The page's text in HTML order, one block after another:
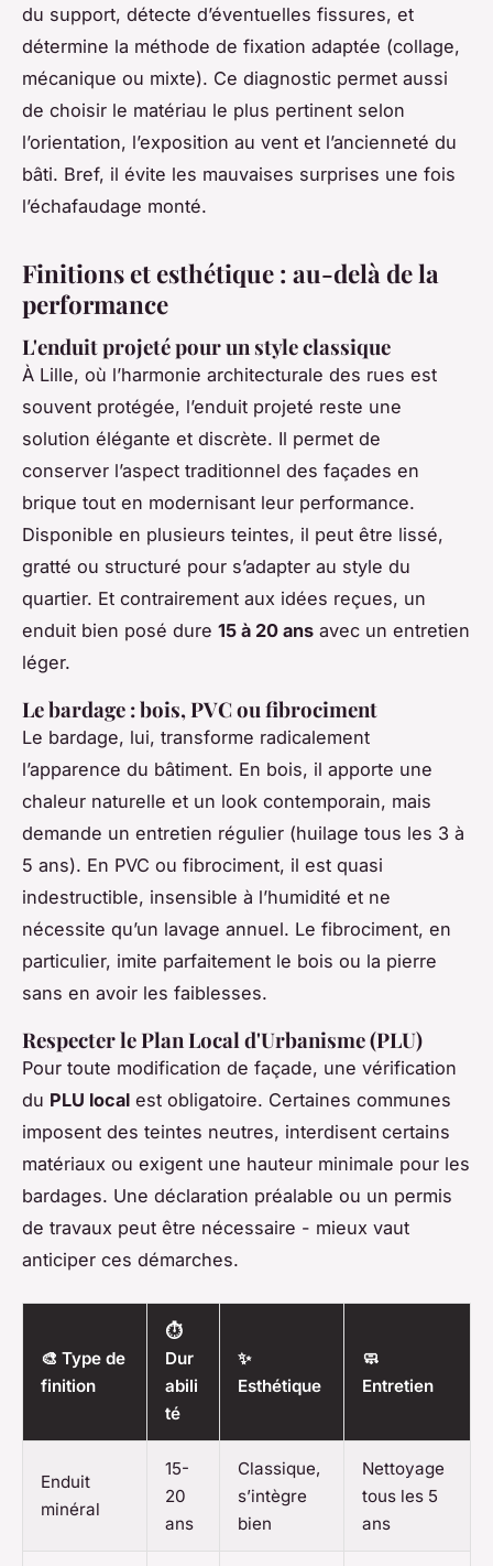
du support, détecte d’éventuelles fissures, et
détermine la méthode de fixation adaptée (collage,
mécanique ou mixte). Ce diagnostic permet aussi
de choisir le matériau le plus pertinent selon
l’orientation, l’exposition au vent et l’ancienneté du
bâti. Bref, il évite les mauvaises surprises une fois
l’échafaudage monté.
Finitions et esthétique : au-delà de la
performance
L'enduit projeté pour un style classique
À Lille, où l’harmonie architecturale des rues est
souvent protégée, l’enduit projeté reste une
solution élégante et discrète. Il permet de
conserver l’aspect traditionnel des façades en
brique tout en modernisant leur performance.
Disponible en plusieurs teintes, il peut être lissé,
gratté ou structuré pour s’adapter au style du
quartier. Et contrairement aux idées reçues, un
enduit bien posé dure 15 à 20 ans avec un entretien
léger.
Le bardage : bois, PVC ou fibrociment
Le bardage, lui, transforme radicalement
l’apparence du bâtiment. En bois, il apporte une
chaleur naturelle et un look contemporain, mais
demande un entretien régulier (huilage tous les 3 à
5 ans). En PVC ou fibrociment, il est quasi
indestructible, insensible à l’humidité et ne
nécessite qu’un lavage annuel. Le fibrociment, en
particulier, imite parfaitement le bois ou la pierre
sans en avoir les faiblesses.
Respecter le Plan Local d'Urbanisme (PLU)
Pour toute modification de façade, une vérification
du PLU local est obligatoire. Certaines communes
imposent des teintes neutres, interdisent certains
matériaux ou exigent une hauteur minimale pour les
bardages. Une déclaration préalable ou un permis
de travaux peut être nécessaire - mieux vaut
anticiper ces démarches.
🎨 Type de
finition
⏱️
Dur
abili
té
✨
Esthétique
🧼
Entretien
Enduit
minéral
15-
20
ans
Classique,
s’intègre
bien
Nettoyage
tous les 5
ans